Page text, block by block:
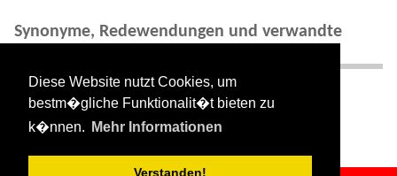
Diese Website nutzt Cookies, um
bestm�gliche Funktionalit�t bieten zu
k�nnen.
Mehr Informationen
Verstanden!
Synonyme, Redewendungen und verwandte
Ähnlich: Fair.
Gegenteil: Unsportlich